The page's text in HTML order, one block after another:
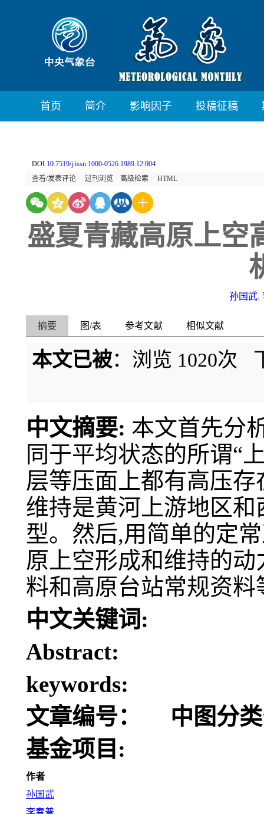
首页 简介 影响因子 投稿征稿
DOI:10.7519/j.issn.1000-0526.1989.12.004
查看/发表评论
过刊浏览 高级检索 HTML
盛夏青藏高原上空
孙国武,
摘要 图/表 参考文献 相似文献
本文已被：浏览 1020次
中文摘要: 本文首先分
同于平均状态的所谓“
层等压面上都有高压
维持是黄河上游地区
型。然后,用简单的定
原上空形成和维持的
料和高原台站常规资
中文关键词:
Abstract:
keywords:
文章编号：
中图分
基金项目:
作者
孙国武
李春普